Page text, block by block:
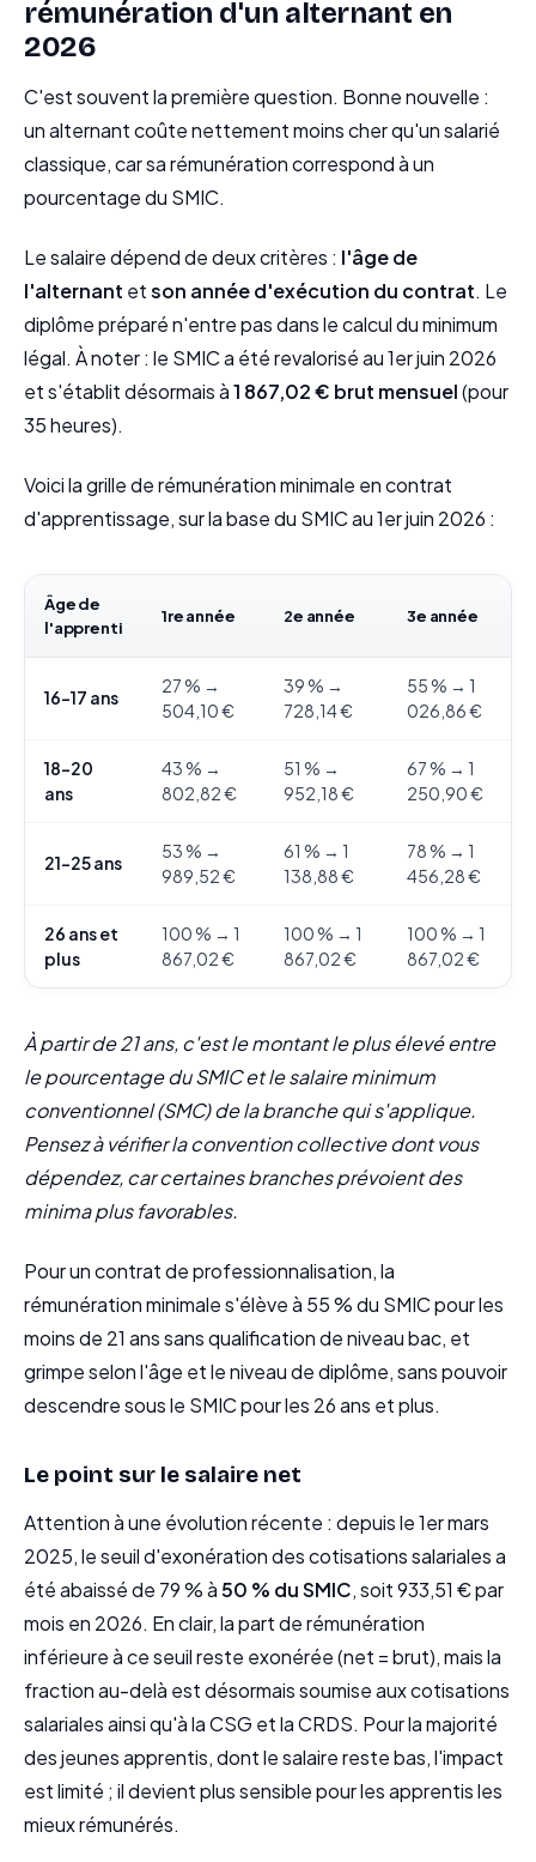
rémunération d'un alternant en
2026
C'est souvent la première question. Bonne nouvelle :
un alternant coûte nettement moins cher qu'un salarié
classique, car sa rémunération correspond à un
pourcentage du SMIC.
Le salaire dépend de deux critères : l'âge de
l'alternant etson année d'exécution du contrat. Le
diplôme préparé n'entre pas dans le calcul du minimum
légal. À noter : le SMIC a été revalorisé au 1er juin 2026
et s'établit désormais à1 867,02 € brut mensuel(pour
35 heures).
Voici la grille de rémunération minimale en contrat
d'apprentissage, sur la base du SMIC au 1er juin 2026 :
Âge de
l'apprenti
1re année 2e année 3e année
16-17 ans
27 % →
504,10 €
39 % →
728,14 €
55 % → 1
026,86 €
18-20
ans
43 % →
802,82 €
51 % →
952,18 €
67 % → 1
250,90 €
21-25 ans
53 % →
989,52 €
61 % → 1
138,88 €
78 % → 1
456,28 €
26 ans et
plus
100 % → 1
867,02 €
100 % → 1
867,02 €
100 % → 1
867,02 €
À partir de 21 ans, c'est le montant le plus élevé entre
le pourcentage du SMIC et le salaire minimum
conventionnel (SMC) de la branche qui s'applique.
Pensez à vérifier la convention collective dont vous
dépendez, car certaines branches prévoient des
minima plus favorables.
Pour un contrat de professionnalisation, la
rémunération minimale s'élève à 55 % du SMIC pour les
moins de 21 ans sans qualification de niveau bac, et
grimpe selon l'âge et le niveau de diplôme, sans pouvoir
descendre sous le SMIC pour les 26 ans et plus.
Le point sur le salaire net
Attention à une évolution récente : depuis le 1er mars
2025, le seuil d'exonération des cotisations salariales a
été abaissé de 79 % à50 % du SMIC, soit 933,51 € par
mois en 2026. En clair, la part de rémunération
inférieure à ce seuil reste exonérée (net = brut), mais la
fraction au-delà est désormais soumise aux cotisations
salariales ainsi qu'à la CSG et la CRDS. Pour la majorité
des jeunes apprentis, dont le salaire reste bas, l'impact
est limité ; il devient plus sensible pour les apprentis les
mieux rémunérés.